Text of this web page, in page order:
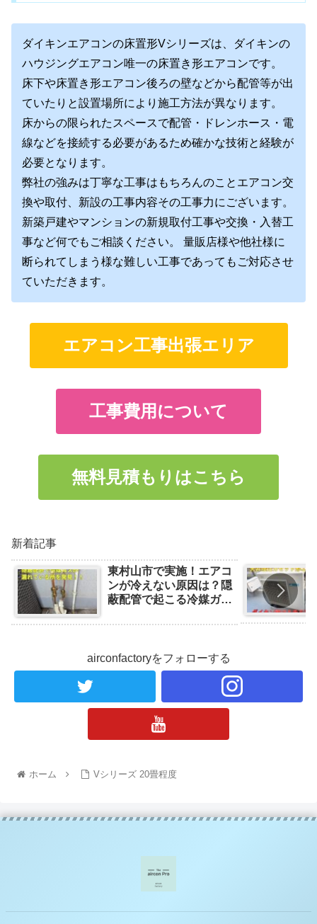
ダイキンエアコンの床置形Vシリーズは、ダイキンの
ハウジングエアコン唯一の床置き形エアコンです。
床下や床置き形エアコン後ろの壁などから配管等が出
ていたりと設置場所により施工方法が異なります。
床からの限られたスペースで配管・ドレンホース・電
線などを接続する必要があるため確かな技術と経験が
必要となります。
弊社の強みは丁寧な工事はもちろんのことエアコン交
換や取付、新設の工事内容その工事力にございます。
新築戸建やマンションの新規取付工事や交換・入替工
事など何でもご相談ください。 量販店様や他社様に
断られてしまう様な難しい工事であってもご対応させ
ていただきます。
エアコン工事出張エリア
工事費用について
無料見積もりはこちら
新着記事
東村山市で実施！エアコ
ンが冷えない原因は？隠
蔽配管で起こる冷媒ガス
airconfactoryをフォローする
ホーム Vシリーズ 20畳程度